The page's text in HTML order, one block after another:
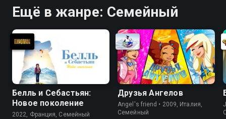
Ещё в жанре: Cемейный
Белль и Себастьян:
Новое поколение
2022, Франция, Cемейный
Друзья Ангелов
Angel's friend • 2009, Италия,
Cемейный